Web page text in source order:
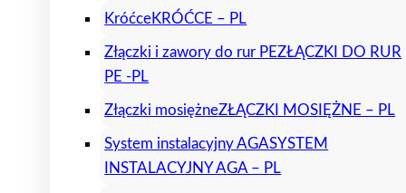
KróćceKRÓĆCE – PL
Złączki i zawory do rur PEZŁĄCZKI DO RUR
PE -PL
Złączki mosiężneZŁĄCZKI MOSIĘŻNE – PL
System instalacyjny AGASYSTEM
INSTALACYJNY AGA – PL